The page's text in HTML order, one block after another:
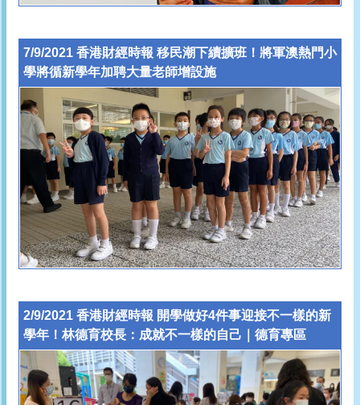
7/9/2021 香港財經時報 移民潮下續擴班！將軍澳熱門小
學將循新學年加聘大量老師增設施
2/9/2021 香港財經時報 開學做好4件事迎接不一樣的新
學年！林德育校長：成就不一樣的自己｜德育專區